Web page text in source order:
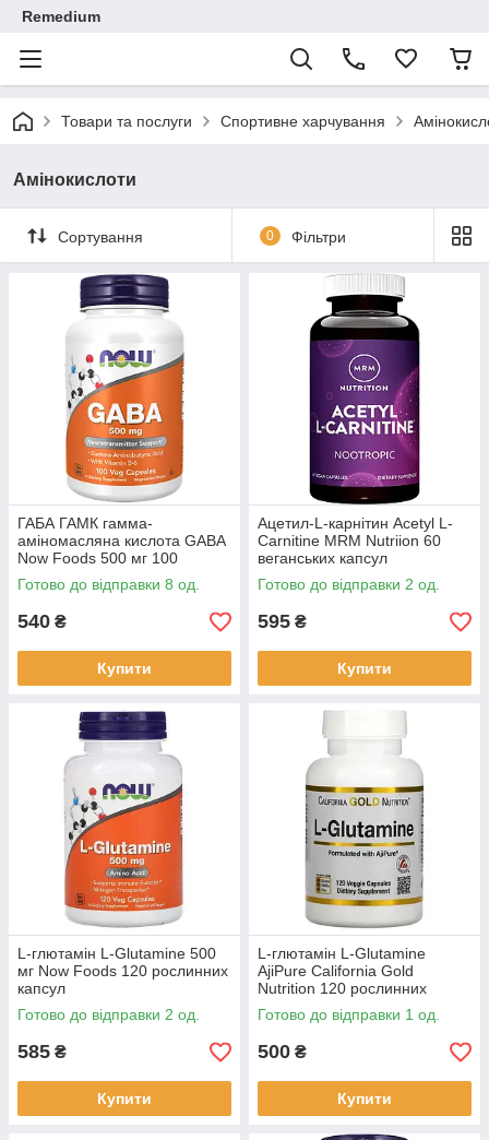
Remedium
Товари та послуги Спортивне харчування
Амінокислоти
Сортування 0 Фільтри
ГАБА ГАМК гамма-
аміномасляна кислота GABA
Now Foods 500 мг 100
рослинних капсул
Готово до відправки 8 од.
540 ₴
Купити
Ацетил-L-карнітин Acetyl L-
Carnitine MRM Nutriion 60
веганських капсул
Готово до відправки 2 од.
595 ₴
Купити
L-глютамін L-Glutamine 500
мг Now Foods 120 рослинних
капсул
Готово до відправки 2 од.
585 ₴
Купити
L-глютамін L-Glutamine
AjiPure California Gold
Nutrition 120 рослинних
капсул
Готово до відправки 1 од.
500 ₴
Купити